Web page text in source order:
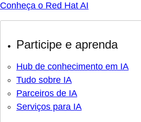
Conheça o Red Hat AI
Participe e aprenda
Hub de conhecimento em IA
Tudo sobre IA
Parceiros de IA
Serviços para IA